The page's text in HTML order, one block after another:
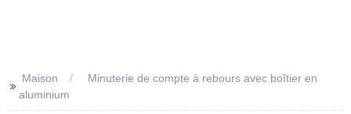
>> Maison
Minuterie de compte à rebours avec boîtier en
aluminium